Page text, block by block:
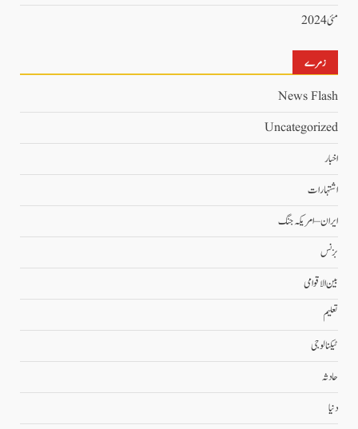
مئی 2024
زمرے
News Flash
Uncategorized
اخبار
اشتہارات
ایران – امریکہ جنگ
بزنس
بین الاقوامی
تعلیم
ٹیکنالوجی
حادثہ
دنیا